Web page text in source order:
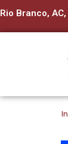
Rio Branco,